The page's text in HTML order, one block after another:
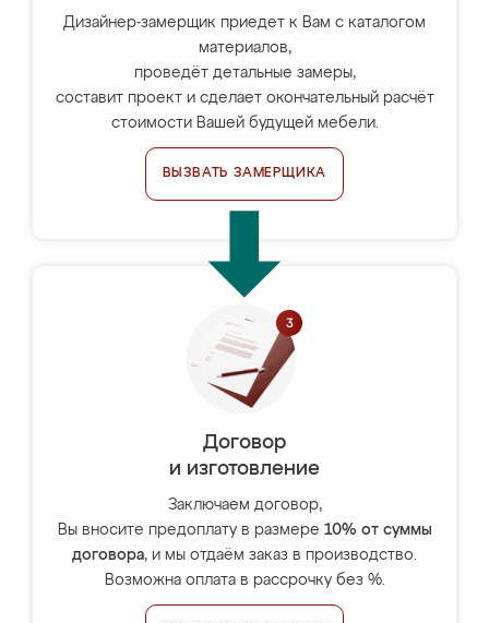
Дизайнер-замерщик приедет к Вам с каталогом
материалов,
проведёт детальные замеры,
составит проект и сделает окончательный расчёт
стоимости Вашей будущей мебели.
ВЫЗВАТЬ ЗАМЕРЩИКА
Договор
и изготовление
Заключаем договор,
Вы вносите предоплату в размере 10% от суммы
договора, и мы отдаём заказ в производство.
Возможна оплата в рассрочку без %.